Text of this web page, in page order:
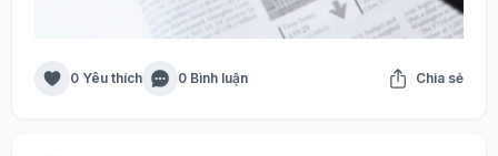
0 Yêu thích 0 Bình luận Chia sẻ